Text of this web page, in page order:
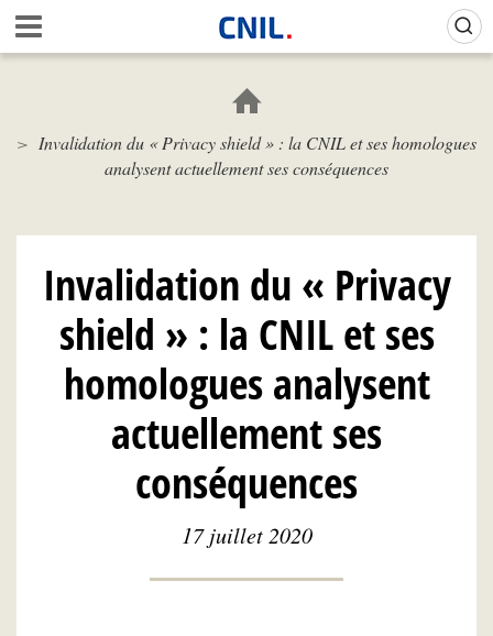
Aller
au
contenu
c
i
l
N
Invalidation du « Privacy shield » : la CNIL et ses homologues
analysent actuellement ses conséquences
Invalidation du « Privacy
shield » : la CNIL et ses
homologues analysent
actuellement ses
conséquences
17 juillet 2020
Gestion de vos préférences sur les cookies (témoins de connexion)